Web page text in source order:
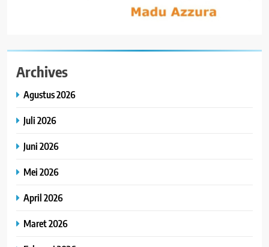
Archives
Agustus 2026
Juli 2026
Juni 2026
Mei 2026
April 2026
Maret 2026